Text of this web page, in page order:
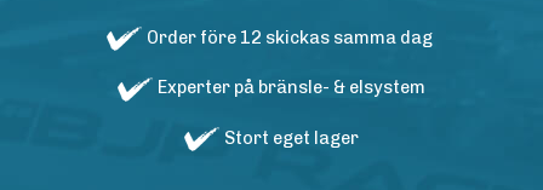
Order före 12 skickas samma dag
Experter på bränsle- & elsystem
Stort eget lager